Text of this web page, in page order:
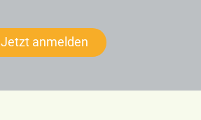
Jetzt anmelden